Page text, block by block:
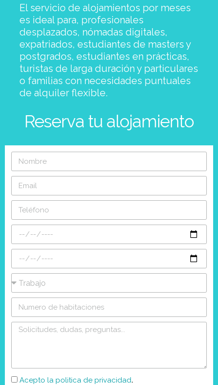
El servicio de alojamientos por meses
es ideal para, profesionales
desplazados, nómadas digitales,
expatriados, estudiantes de masters y
postgrados, estudiantes en prácticas,
turistas de larga duración y particulares
o familias con necesidades puntuales
de alquiler flexible.
Reserva tu alojamiento
Acepto la politica de privacidad.